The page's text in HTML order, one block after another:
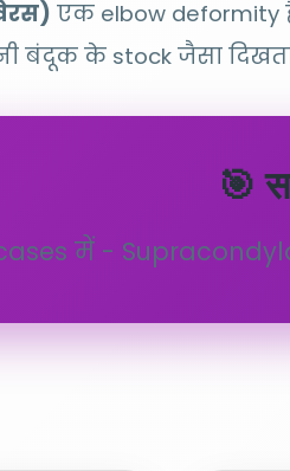
एक elbow deformity
बंदूक के stock जैसा
🎯
में -